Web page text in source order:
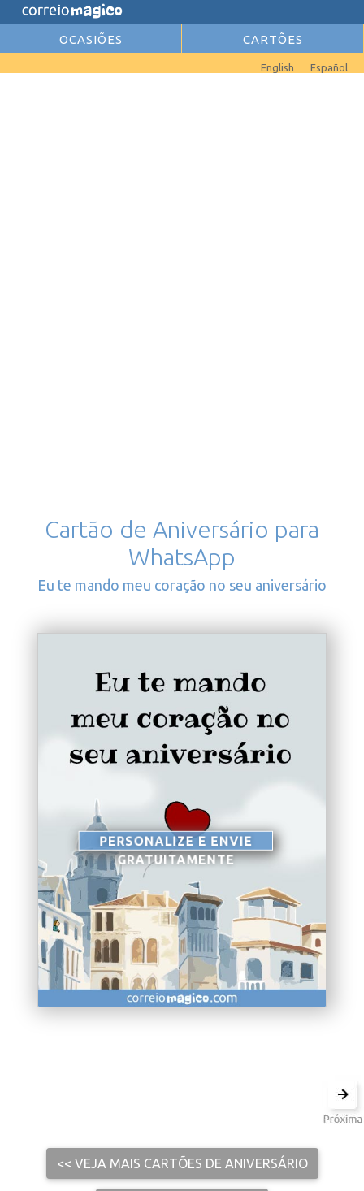
OCASIÕES CARTÕES
Español
English
Cartão de Aniversário para
WhatsApp
Eu te mando meu coração no seu aniversário
PERSONALIZE E ENVIE
GRATUITAMENTE
<< Retornar
<< VEJA MAIS CARTÕES DE ANIVERSÁRIO